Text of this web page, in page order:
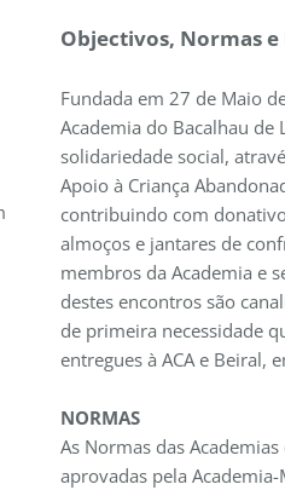
Objectivos, Normas
Fundada em 27 de Maio
Academia do Bacalhau de
solidariedade social,
Apoio à Criança
contribuindo com
almoços e jantares de
membros da Academia e
destes encontros são
de primeira necessidade
entregues à ACA e Beiral,
NORMAS
As Normas das
aprovadas pela